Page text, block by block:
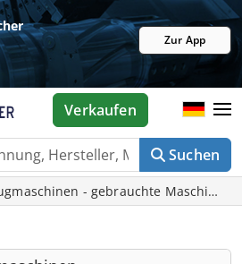
Zur App
Suchen
Verkaufen
- gebrauchte Maschinen